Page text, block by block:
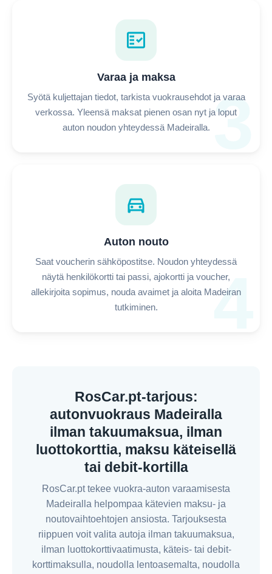
3
fact_check
Varaa ja maksa
Syötä kuljettajan tiedot, tarkista vuokrausehdot ja varaa
verkossa. Yleensä maksat pienen osan nyt ja loput
auton noudon yhteydessä Madeiralla.
4
directions_car
Auton nouto
Saat voucherin sähköpostitse. Noudon yhteydessä
näytä henkilökortti tai passi, ajokortti ja voucher,
allekirjoita sopimus, nouda avaimet ja aloita Madeiran
tutkiminen.
RosCar.pt-tarjous:
autonvuokraus Madeiralla
ilman takuumaksua, ilman
luottokorttia, maksu käteisellä
tai debit-kortilla
RosCar.pt tekee vuokra-auton varaamisesta
Madeiralla helpompaa kätevien maksu- ja
noutovaihtoehtojen ansiosta. Tarjouksesta
riippuen voit valita autoja ilman takuumaksua,
ilman luottokorttivaatimusta, käteis- tai debit-
korttimaksulla, noudolla lentoasemalta, noudolla